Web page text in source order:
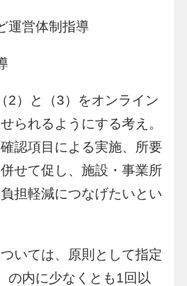
運営体制指導
2）と（3）をオンライン
られるようにする考え。
認項目による実施、所要
せて促し、施設・事業所
担軽減につなげたいとい
いては、原則として指定
の内に少なくとも1回以